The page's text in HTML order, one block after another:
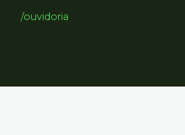
/ouvidoria